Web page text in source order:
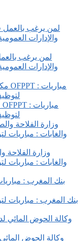
لمن يرغب
والإدارات
لتوظيف 91 مناصب. آخر أجل 6
وزارة الفلاحة